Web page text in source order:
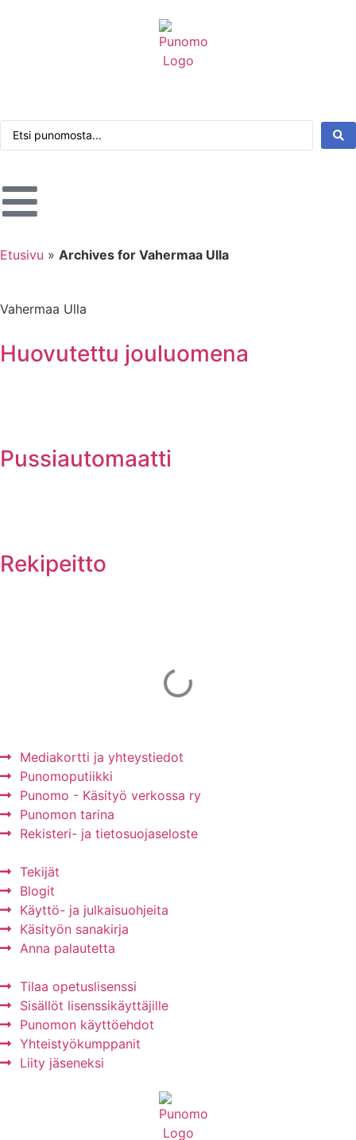
Etusivu » Archives for Vahermaa Ulla
Vahermaa Ulla
Huovutettu jouluomena
Pussiautomaatti
Rekipeitto
Mediakortti ja yhteystiedot
Punomoputiikki
Punomo - Käsityö verkossa ry
Punomon tarina
Rekisteri- ja tietosuojaseloste
Tekijät
Blogit
Käyttö- ja julkaisuohjeita
Käsityön sanakirja
Anna palautetta
Tilaa opetuslisenssi
Sisällöt lisenssikäyttäjille
Punomon käyttöehdot
Yhteistyökumppanit
Liity jäseneksi